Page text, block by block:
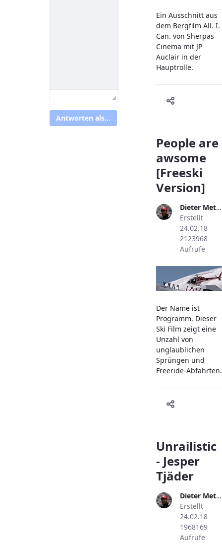
Antworten als...
Ein Ausschnitt aus
dem Bergfilm All. I.
Can. von Sherpas
Cinema mit JP
Auclair in der
Hauptrolle.
People are
awsome
[Freeski
Version]
Dieter Metzler
Erstellt
24.02.18
2123968
Aufrufe
Der Name ist
Programm. Dieser
Ski Film zeigt eine
Unzahl von
unglaublichen
Sprüngen und
Freeride-Abfahrten.
Unrailistic
- Jesper
Tjäder
Dieter Metzler
Erstellt
24.02.18
1968169
Aufrufe